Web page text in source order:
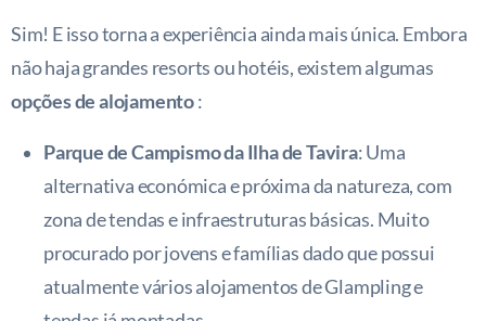
Sim! E isso torna a experiência ainda mais única. Embora
não haja grandes resorts ou hotéis, existem algumas
opções de alojamento:
Parque de Campismo da Ilha de Tavira: Uma
alternativa económica e próxima da natureza, com
zona de tendas e infraestruturas básicas. Muito
procurado por jovens e famílias dado que possui
atualmente vários alojamentos de Glampling e